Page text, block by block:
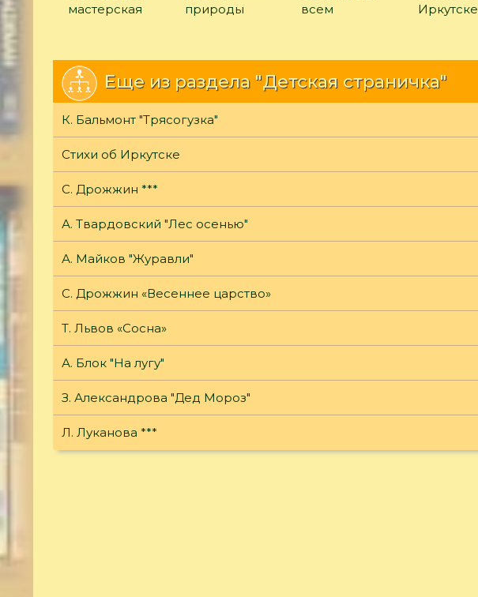
мастерская
природы
всем
Иркутске
Еще из раздела "Детская страничка"
К. Бальмонт "Трясогузка"
Стихи об Иркутске
С. Дрожжин ***
А. Твардовский "Лес осенью"
А. Майков "Журавли"
С. Дрожжин «Весеннее царство»
Т. Львов «Сосна»
А. Блок "На лугу"
З. Александрова "Дед Мороз"
Л. Луканова ***